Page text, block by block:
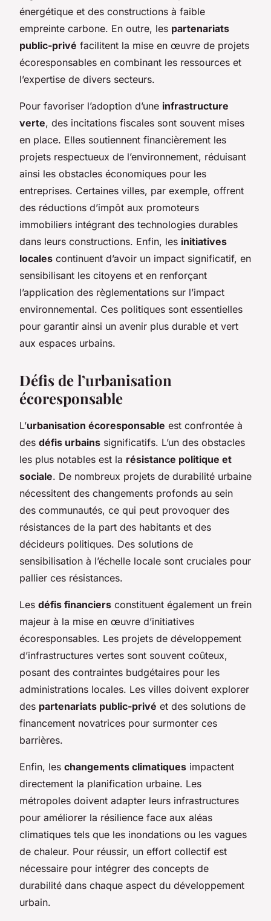
énergétique et des constructions à faible
empreinte carbone. En outre, les partenariats
public-privé facilitent la mise en œuvre de projets
écoresponsables en combinant les ressources et
l’expertise de divers secteurs.
Pour favoriser l’adoption d’une infrastructure
verte, des incitations fiscales sont souvent mises
en place. Elles soutiennent financièrement les
projets respectueux de l’environnement, réduisant
ainsi les obstacles économiques pour les
entreprises. Certaines villes, par exemple, offrent
des réductions d’impôt aux promoteurs
immobiliers intégrant des technologies durables
dans leurs constructions. Enfin, les initiatives
locales continuent d’avoir un impact significatif, en
sensibilisant les citoyens et en renforçant
l’application des règlementations sur l’impact
environnemental. Ces politiques sont essentielles
pour garantir ainsi un avenir plus durable et vert
aux espaces urbains.
Défis de l’urbanisation
écoresponsable
L’urbanisation écoresponsable est confrontée à
des défis urbains significatifs. L’un des obstacles
les plus notables est la résistance politique et
sociale. De nombreux projets de durabilité urbaine
nécessitent des changements profonds au sein
des communautés, ce qui peut provoquer des
résistances de la part des habitants et des
décideurs politiques. Des solutions de
sensibilisation à l’échelle locale sont cruciales pour
pallier ces résistances.
Les défis financiers constituent également un frein
majeur à la mise en œuvre d’initiatives
écoresponsables. Les projets de développement
d’infrastructures vertes sont souvent coûteux,
posant des contraintes budgétaires pour les
administrations locales. Les villes doivent explorer
des partenariats public-privé et des solutions de
financement novatrices pour surmonter ces
barrières.
Enfin, les changements climatiques impactent
directement la planification urbaine. Les
métropoles doivent adapter leurs infrastructures
pour améliorer la résilience face aux aléas
climatiques tels que les inondations ou les vagues
de chaleur. Pour réussir, un effort collectif est
nécessaire pour intégrer des concepts de
durabilité dans chaque aspect du développement
urbain.